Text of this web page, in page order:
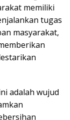
memiliki
tugas
masyarakat,
adalah wujud